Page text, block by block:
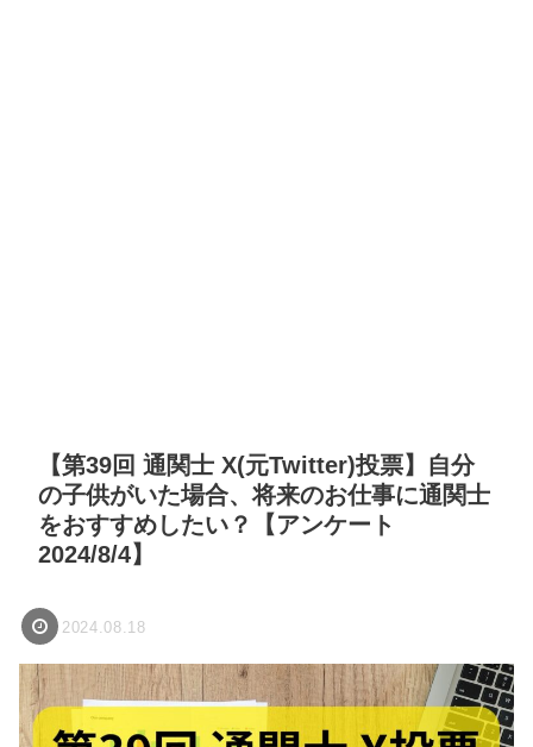
【第39回 通関士 X(元Twitter)投票】自分
の子供がいた場合、将来のお仕事に通関士
をおすすめしたい？【アンケート
2024/8/4】
2024.08.18